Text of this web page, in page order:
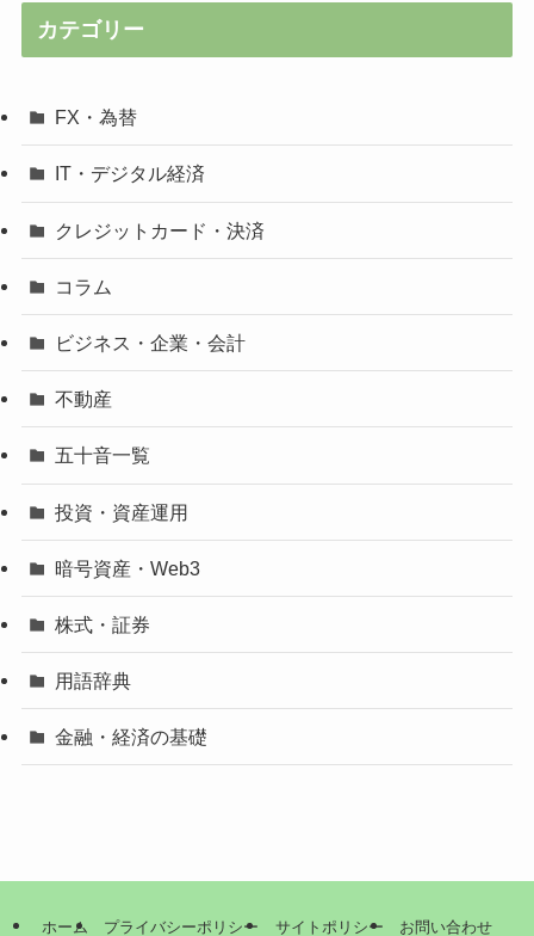
カテゴリー
FX・為替
IT・デジタル経済
クレジットカード・決済
コラム
ビジネス・企業・会計
不動産
五十音一覧
投資・資産運用
暗号資産・Web3
株式・証券
用語辞典
金融・経済の基礎
ホーム プライバシーポリシー サイトポリシー お問い合わせ